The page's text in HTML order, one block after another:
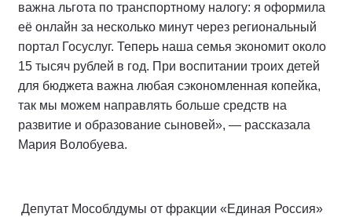
важна льгота по транспортному налогу: я оформила
её онлайн за несколько минут через региональный
портал Госуслуг. Теперь наша семья экономит около
15 тысяч рублей в год. При воспитании троих детей
для бюджета важна любая сэкономленная копейка,
так мы можем направлять больше средств на
развитие и образование сыновей», — рассказала
Мария Волобуева.
Депутат Мособлдумы от фракции «Единая Россия»